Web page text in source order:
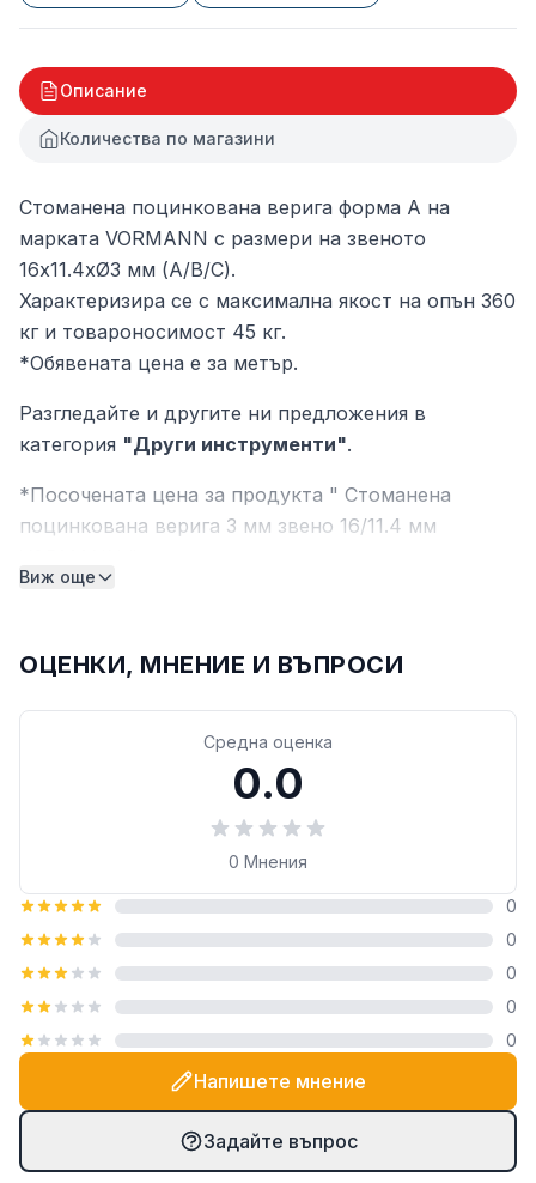
Описание
Количества по магазини
Стоманена поцинкована верига форма A на
марката VORMANN с размери на звеното
16x11.4xØ3 мм (А/B/C).
Характеризира се с максимална якост на опън 360
кг и товароносимост 45 кг.
*Обявената цена е за метър.
Разгледайте и другите ни предложения в
категория "Други инструменти".
*Посочената цена за продукта " Стоманена
поцинкована верига 3 мм звено 16/11.4 мм
онлайн. Възможно е да има несъответствие с
търговски обекти на строителен магазин ДИ ЕС
ХОУМ.
Виж още
ОЦЕНКИ, МНЕНИЕ И ВЪПРОСИ
Средна оценка
0.0
0 Мнения
0
0
0
0
0
Напишете мнение
Задайте въпрос